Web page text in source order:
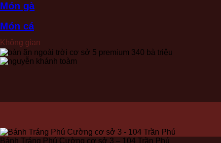
Món gà
Món cá
Không gian
Bánh Tráng Phú Cường cơ sở 3 – 104 Trần Phú